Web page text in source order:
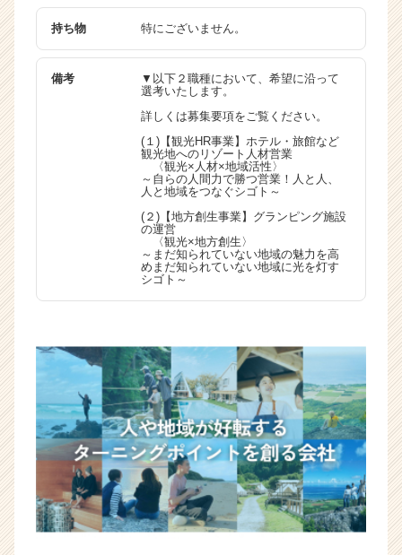
持ち物 特にございません。
備考
▼以下２職種において、希望に沿って
選考いたします。
詳しくは募集要項をご覧ください。
(１)【観光HR事業】ホテル・旅館など
観光地へのリゾート人材営業
〈観光×人材×地域活性〉
～自らの人間力で勝つ営業！人と人、
人と地域をつなぐシゴト～
(２)【地方創生事業】グランピング施設
の運営
〈観光×地方創生〉
～まだ知られていない地域の魅力を高
めまだ知られていない地域に光を灯す
シゴト～